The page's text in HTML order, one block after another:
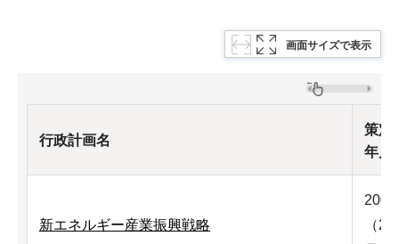
画面サイズで表示
行政計画名
策定
年月
新エネルギー産業振興戦略
（